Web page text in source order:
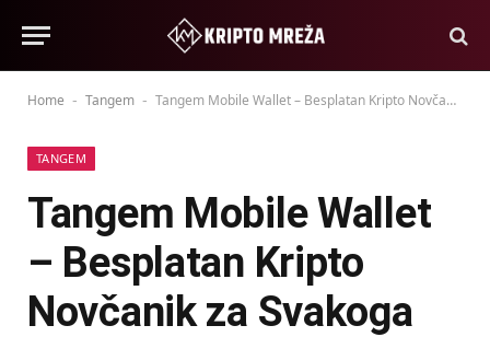
Home - Tangem - Tangem Mobile Wallet – Besplatan Kripto Novčanik za Svakoga
TANGEM
Tangem Mobile Wallet
– Besplatan Kripto
Novčanik za Svakoga